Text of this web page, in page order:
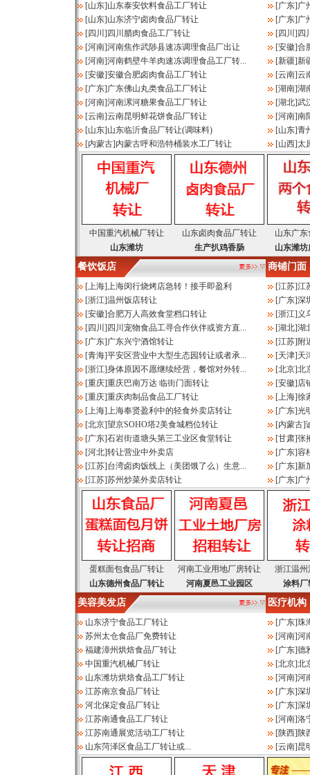
[山东]山东泰安饮料食品工厂转让
[山东]山东济宁卤肉食品厂转让
[四川 ] 四川腊肉食品工厂转让
[河南]河南焦作武陟县速冻调理食品厂出让
[河南]河南鹤壁牛羊肉速冻调理食品工厂转...
[安徽]安徽合肥卤肉食品工厂转让
[广东]广东佛山丸类食品工厂转让
[河南]河南漯河糖果食品工厂转让
[云南]云南昆明鲜花饼食品厂转让
[山东]山东临沂食品厂转让(调味料)
[内蒙古]内蒙古呼和浩特桶装水工厂转让
[广东]广
[广东]广
[四川 ] 四
[安徽]合
[新疆]新
[云南]云
[湖南]湖
[湖北]武
[河南]南
[山东]青
[山西]太
中国重汽机械厂转让 山东卤肉食品厂转让
山东广
山东潍坊
生产扒鸡香肠 山东潍
餐饮饭店 商铺门面
[上海]上海闵行烧烤店急转！接手即盈利
[浙江]温州饭店转让
[安徽]合肥万人高效食堂档口转让
[四川 ] 四川宠物食品工寻合作伙伴或资方直...
[广东]广东兴宁酒馆转让
[青海]平安区营业中大型生态园转让或者承...
[浙江]身体原因不愿继续经营，餐馆对外转...
[重庆]重庆巴南万达 临街门面转让
[重庆]重庆肉制品食品工厂转让
[上海]上海奉贤盈利中的轻食外卖店转让
[北京]望京SOHO塔2美食城档位转让
[广东]石岩街道塘头第三工业区食堂转让
[河北]转让营业中外卖店
[江苏]台湾卤肉饭线上（美团饿了么）生意...
[江苏]苏州炒菜外卖店转让
[江苏]江
[广东]深
[浙江] 义
[湖北]湖
[江苏]附
[天津]天
[北京]北
[安徽]店
[上海]徐
[广东]光
[内蒙古]
[甘肃]张
[广东]容
[广东]新
[广东]广
蛋糕面包食品厂转让 河南工业用地厂房转让
浙江温州
山东德州食品厂转让
河南夏邑工业园区 涂料厂
美容美发店 医疗机构
山东济宁食品工厂转让
苏州太仓食品厂免费转让
福建漳州烘焙食品厂转让
中国重汽机械厂转让
山东潍坊烘焙食品工厂转让
江苏南京食品厂转让
河北保定食品厂转让
江苏南通食品工厂转让
江苏南通展览活动工厂转让
山东菏泽区食品工厂转让或...
[广东]珠
[河南]河
[广东]德
[北京]北
[河南]河
[广东]深
[广东]深
[河南]洛
[陕西]陕
[云南]昆